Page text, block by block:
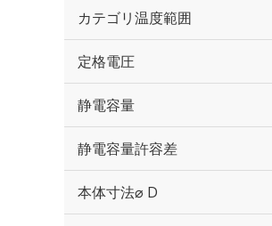
カテゴリ温度範囲
定格電圧
静電容量
静電容量許容差
本体寸法⌀ D